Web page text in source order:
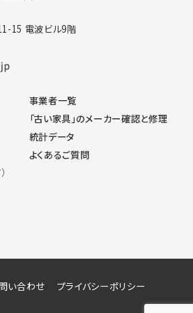
15 電波ビル9階
事業者一覧
「古い家具」のメーカー確認と修理
統計データ
よくあるご質問
い合わせ
プライバシーポリシー